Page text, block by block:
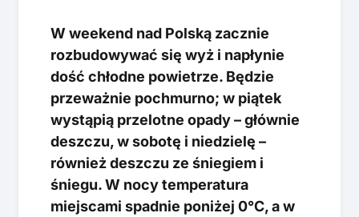
W weekend nad Polską zacznie
rozbudowywać się wyż i napłynie
dość chłodne powietrze. Będzie
przeważnie pochmurno; w piątek
wystąpią przelotne opady – głównie
deszczu, w sobotę i niedzielę –
również deszczu ze śniegiem i
śniegu. W nocy temperatura
miejscami spadnie poniżej 0°C, a w